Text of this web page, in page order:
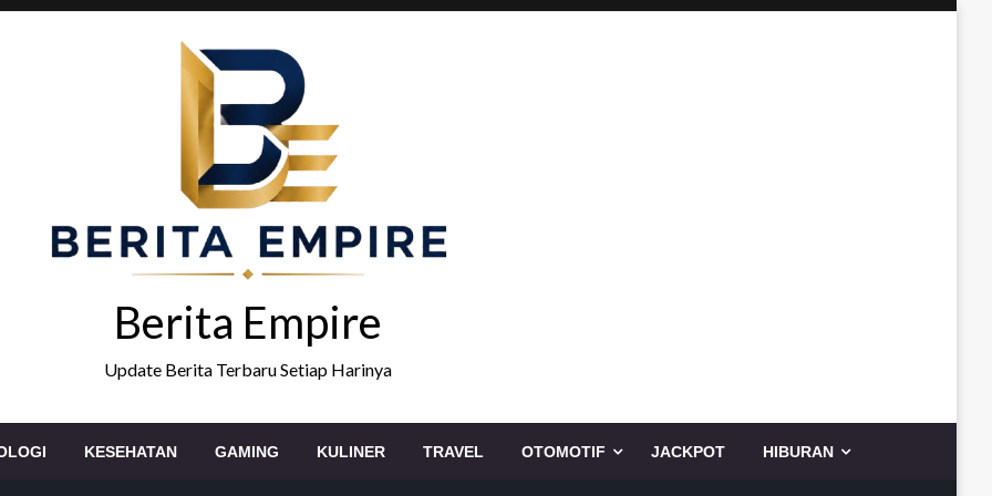
Berita Empire
Update Berita Terbaru Setiap Harinya
KESEHATAN GAMING KULINER TRAVEL OTOMOTIF JACKPOT HIBURAN